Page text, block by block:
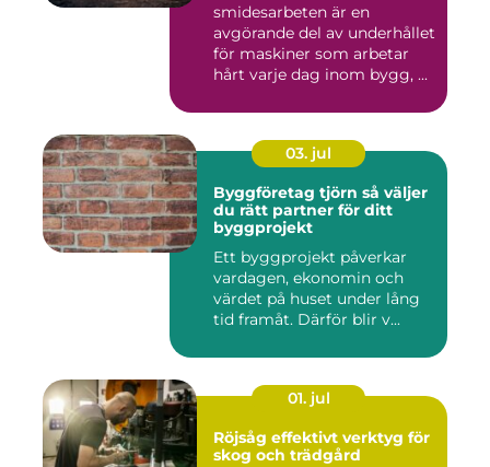
smidesarbeten är en
avgörande del av underhållet
för maskiner som arbetar
hårt varje dag inom bygg, ...
03. jul
Byggföretag tjörn så väljer
du rätt partner för ditt
byggprojekt
Ett byggprojekt påverkar
vardagen, ekonomin och
värdet på huset under lång
tid framåt. Därför blir v...
01. jul
Röjsåg effektivt verktyg för
skog och trädgård